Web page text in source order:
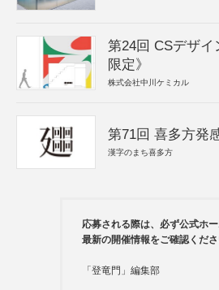
第24回 CSデザ
限定》
株式会社中川ケミカル
第71回 喜多方発
漢字のまち喜多方
応募される際は、必ず公式ホ
最新の開催情報をご確認くださ
「登竜門」編集部